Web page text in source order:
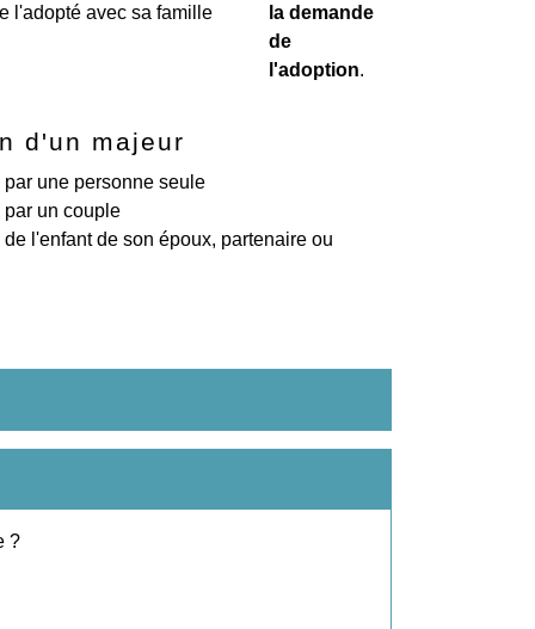
l'adopté avec sa famille
la demande
de
l'adoption.
d'un majeur
une personne seule
un couple
l'enfant de son époux, partenaire ou
?